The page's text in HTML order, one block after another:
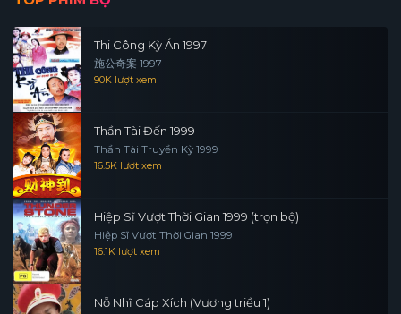
Thi Công Kỳ Án 1997
施公奇案 1997
90K lượt xem
Thần Tài Đến 1999
Thần Tài Truyền Kỳ 1999
16.5K lượt xem
Hiệp Sĩ Vượt Thời Gian 1999 (trọn bộ)
Hiệp Sĩ Vượt Thời Gian 1999
16.1K lượt xem
Nỗ Nhĩ Cáp Xích (Vương triều 1)